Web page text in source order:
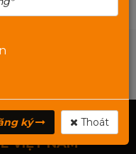
VIỆT NAM
ký Thoát